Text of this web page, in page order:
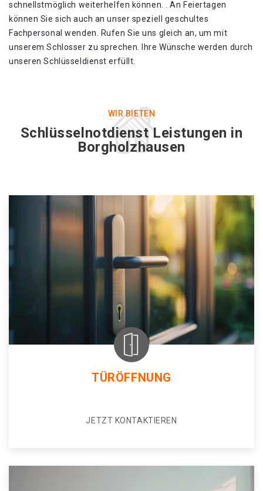
schnellstmöglich weiterhelfen können. . An Feiertagen
können Sie sich auch an unser speziell geschultes
Fachpersonal wenden. Rufen Sie uns gleich an, um mit
unserem Schlosser zu sprechen. Ihre Wünsche werden durch
unseren Schlüsseldienst erfüllt.
WIR BIETEN
Schlüsselnotdienst Leistungen in
Borgholzhausen
TÜRÖFFNUNG
JETZT KONTAKTIEREN